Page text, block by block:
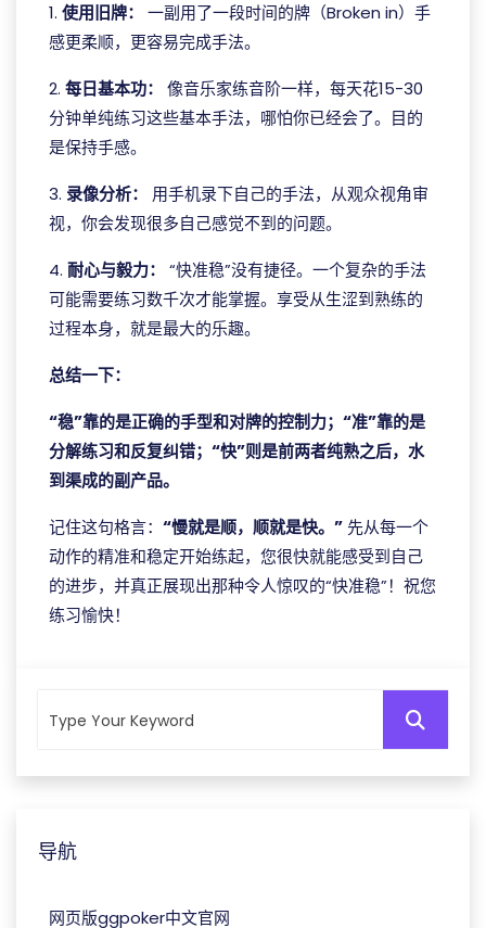
1. 使用旧牌：
一副用了一段时间的牌（Broken in）手
感更柔顺，更容易完成手法。
2. 每日基本功：
像音乐家练音阶一样，每天花15-30
分钟单纯练习这些基本手法，哪怕你已经会了。目的
是保持手感。
3. 录像分析：
用手机录下自己的手法，从观众视角审
视，你会发现很多自己感觉不到的问题。
4. 耐心与毅力：
“快准稳”没有捷径。一个复杂的手法
可能需要练习数千次才能掌握。享受从生涩到熟练的
过程本身，就是最大的乐趣。
总结一下：
“稳”靠的是正确的手型和对牌的控制力；“准”靠的是
分解练习和反复纠错；“快”则是前两者纯熟之后，水
到渠成的副产品。
记住这句格言： “慢就是顺，顺就是快。” 先从每一个
动作的精准和稳定开始练起，您很快就能感受到自己
的进步，并真正展现出那种令人惊叹的“快准稳”！祝您
练习愉快！
导航
网页版ggpoker中文官网